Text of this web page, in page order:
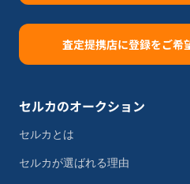
査定提携店に登録をご希
セルカのオークション
セルカとは
セルカが選ばれる理由